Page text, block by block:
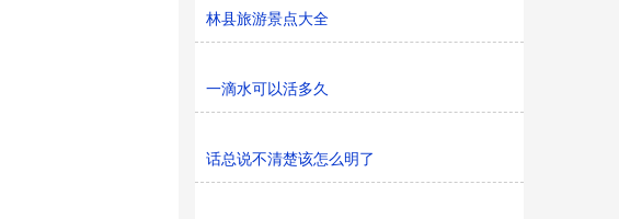
林县旅游景点大全
一滴水可以活多久
话总说不清楚该怎么明了